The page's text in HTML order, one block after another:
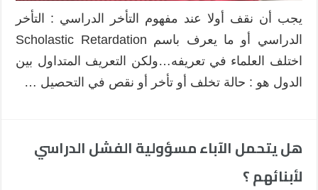
يجب أن نقف أولا عند مفهوم التأخر الدراسي : التأخر
الدراسي أو ما يعرف باسم Scholastic Retardation
اختلف العلماء في تعريفه…ولكن التعريف المتداول بين
الدول هو : حالة تخلف أو تأخر أو نقص في التحصيل …
هل يتحمل الآباء مسؤولية الفشل الدراسي
لأبنائهم ؟